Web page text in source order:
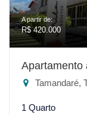
A partir de:
R$ 420.000
Apartamento
Tamandaré,
1 Quarto